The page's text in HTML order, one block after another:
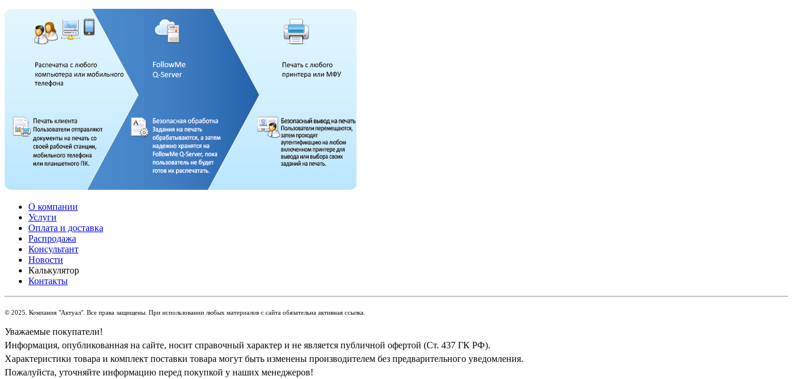
О компании
Услуги
Оплата и доставка
Распродажа
Консультант
Новости
Калькулятор
Контакты
© 2025. Компания "Актуал". Все права защищены. При использовании любых материалов с сайта обязательна активная ссылка.
Уважаемые покупатели!
Информация, опубликованная на сайте, носит справочный характер и не является публичной офертой (Ст. 437 ГК РФ).
Характеристики товара и комплект поставки товара могут быть изменены производителем без предварительного уведомления.
Пожалуйста, уточняйте информацию перед покупкой у наших менеджеров!